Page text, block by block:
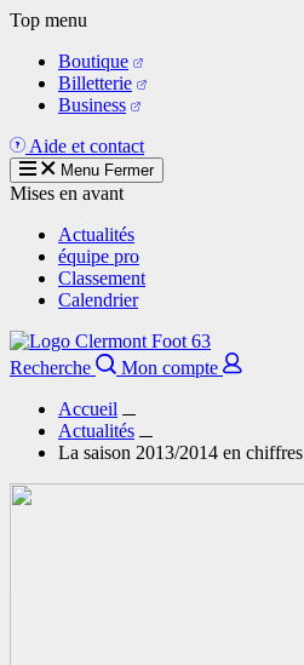
Aller
contenu
principal
Top menu
Boutique
Billetterie
Business
Aide et contact
Menu Fermer
Mises en avant
Actualités
équipe pro
Classement
Calendrier
Recherche
Mon compte
Accueil
Actualités
La saison 2013/2014 en chiffres